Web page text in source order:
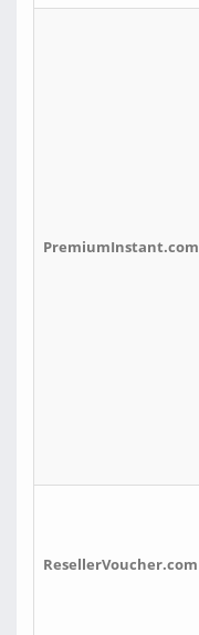
PremiumInstant.com
ResellerVoucher.com